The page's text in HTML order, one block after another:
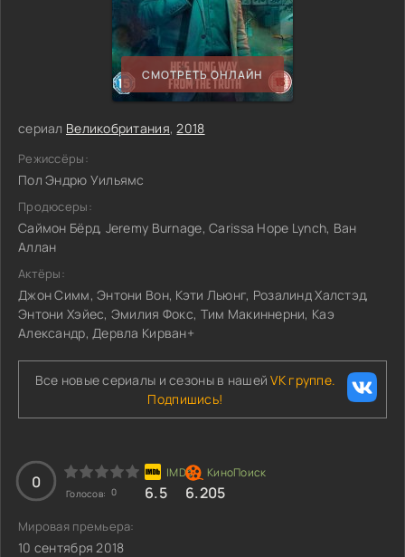
СМОТРЕТЬ ОНЛАЙН
сериал Великобритания,2018
Режиссёры:
Пол Эндрю Уильямс
Продюсеры:
Саймон Бёрд, Jeremy Burnage, Carissa Hope Lynch, Ван
Аллан
Актёры:
Джон Симм, Энтони Вон, Кэти Льюнг, Розалинд Халстэд,
Энтони Хэйес, Эмилия Фокс, Тим Макиннерни, Каэ
Александр, Дервла Кирван+
Все новые сериалы и сезоны в нашейVK группе.
Подпишись!
0
Голосов: 0 6.5 6.205
Мировая премьера:
10 сентября 2018